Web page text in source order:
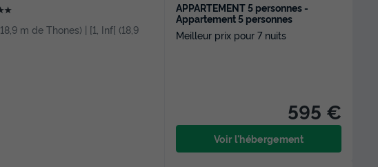
m de Thones) | [1, Inf[ (18,9
APPARTEMENT 5 personnes -
Appartement 5 personnes
Meilleur prix pour 7 nuits
595 €
Voir l'hébergement